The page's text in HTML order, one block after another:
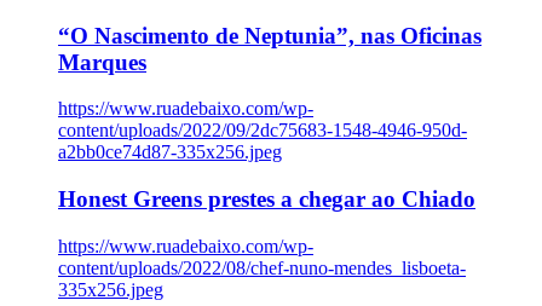
“O Nascimento de Neptunia”, nas Oficinas
Marques
https://www.ruadebaixo.com/wp-
content/uploads/2022/09/2dc75683-1548-4946-950d-
a2bb0ce74d87-335x256.jpeg
Honest Greens prestes a chegar ao Chiado
https://www.ruadebaixo.com/wp-
content/uploads/2022/08/chef-nuno-mendes_lisboeta-
335x256.jpeg